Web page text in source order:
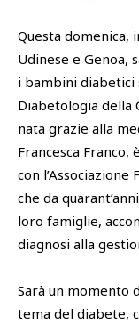
Questa domenica,
Udinese e Genoa,
i bambini diabetici
Diabetologia della
nata grazie alla
Francesca
con
che da
loro famiglie,
diagnosi alla
Sarà un momento
tema del diabete,